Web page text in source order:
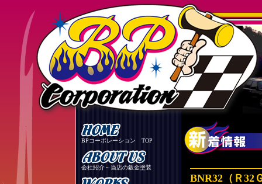
BPコーポレーション TOP
会社紹介～当店の鈑金塗装
BNR32（Ｒ